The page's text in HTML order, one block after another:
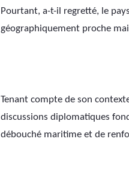
Pourtant, a-t-il regretté, le
géographiquement proche
Tenant compte de son
discussions diplomatiques
débouché maritime et de